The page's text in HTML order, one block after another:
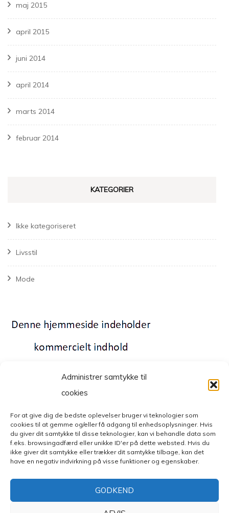
Administrer samtykke til
cookies
For at give dig de bedste oplevelser bruger vi teknologier som
cookies til at gemme og/eller få adgang til enhedsoplysninger. Hvis
du giver dit samtykke til disse teknologier, kan vi behandle data som
f.eks. browsingadfærd eller unikke ID'er på dette websted. Hvis du
ikke giver dit samtykke eller trækker dit samtykke tilbage, kan det
have en negativ indvirkning på visse funktioner og egenskaber.
GODKEND
maj 2015
april 2015
juni 2014
april 2014
marts 2014
februar 2014
KATEGORIER
Ikke kategoriseret
Livsstil
Mode
© Copyright 2026Mode- og livsstilsblog. All Rights Reserved.
Fashion Diva | Developed ByBlossom Themes
. Powered by
WordPress
. Privatlivspolitik